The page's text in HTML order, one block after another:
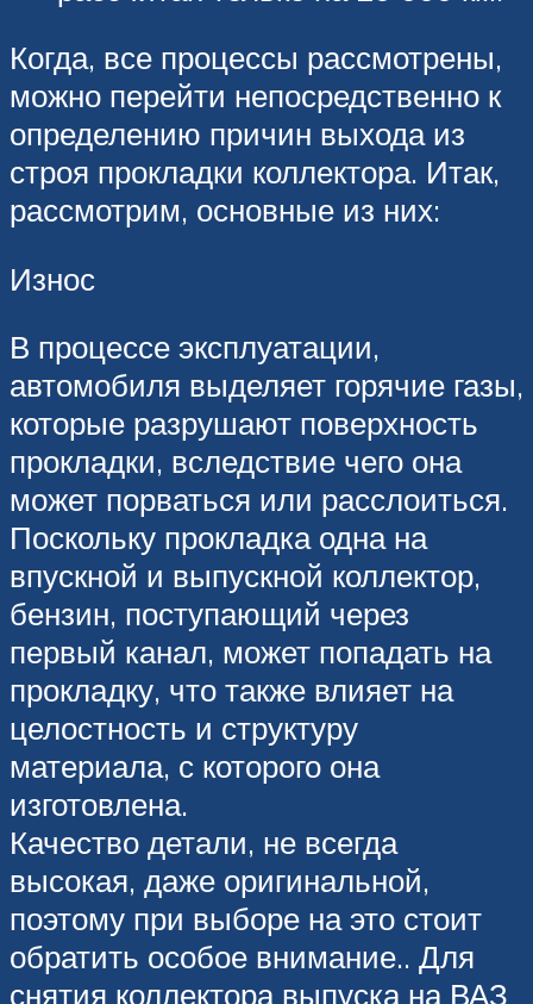
Когда, все процессы рассмотрены,
можно перейти непосредственно к
определению причин выхода из
строя прокладки коллектора. Итак,
рассмотрим, основные из них:
Износ
В процессе эксплуатации,
автомобиля выделяет горячие газы,
которые разрушают поверхность
прокладки, вследствие чего она
может порваться или расслоиться.
Поскольку прокладка одна на
впускной и выпускной коллектор,
бензин, поступающий через
первый канал, может попадать на
прокладку, что также влияет на
целостность и структуру
материала, с которого она
изготовлена.
Качество детали, не всегда
высокая, даже оригинальной,
поэтому при выборе на это стоит
обратить особое внимание.. Для
снятия коллектора выпуска на ВАЗ